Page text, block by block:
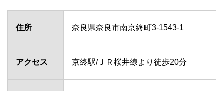
住所 奈良県奈良市南京終町3-1543-1
アクセス 京終駅/ＪＲ桜井線より徒歩20分